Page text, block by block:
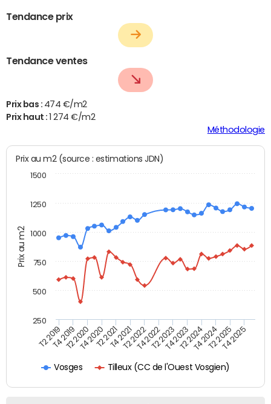
Tendance prix
Tendance ventes
Prix bas : 474 €/m2
Prix haut :
1 274 €/m2
Méthodologie
Prix au m2
Prix au m2 (source : estimations JDN)
Vosges Tilleux (CC de l'Ouest Vosgien)
T2 2019T4 2019T2 2020T4 2020T2 2021T4 2021T2 2022T4 2022T2 2023T4 2023T2 2024T4 2024T2 2025T4 2025
250
500
750
1000
1250
1500